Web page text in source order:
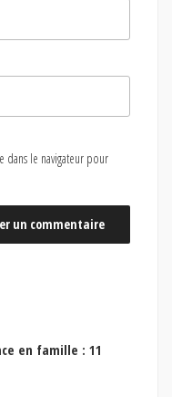
dans le navigateur pour
en famille : 11